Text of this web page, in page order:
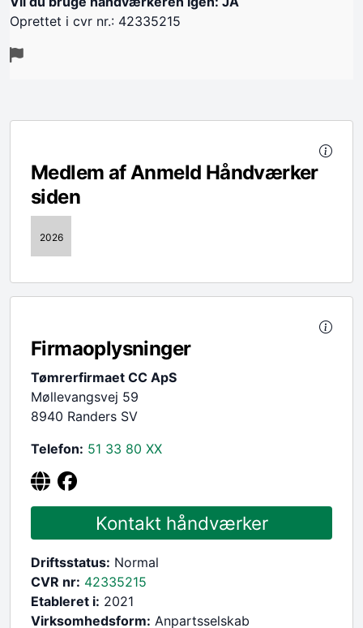
Oprettet i cvr nr.: 42335215
Medlem af Anmeld Håndværker
siden
2026
Firmaoplysninger
Tømrerfirmaet CC ApS
Møllevangsvej 59
8940 Randers SV
Telefon: 51 33 80 XX
Kontakt håndværker
Driftsstatus: Normal
CVR nr: 42335215
Etableret i: 2021
Virksomhedsform: Anpartsselskab